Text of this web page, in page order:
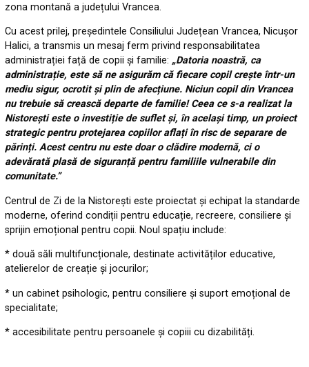
zona montană a județului Vrancea.
Cu acest prilej, președintele Consiliului Județean Vrancea, Nicușor
Halici, a transmis un mesaj ferm privind responsabilitatea
administrației față de copii și familie: „Datoria noastră, ca
administrație, este să ne asigurăm că fiecare copil crește într-un
mediu sigur, ocrotit și plin de afecțiune. Niciun copil din Vrancea
nu trebuie să crească departe de familie! Ceea ce s-a realizat la
Nistorești este o investiție de suflet și, în același timp, un proiect
strategic pentru protejarea copiilor aflați în risc de separare de
părinți. Acest centru nu este doar o clădire modernă, ci o
adevărată plasă de siguranță pentru familiile vulnerabile din
comunitate.”
Centrul de Zi de la Nistorești este proiectat și echipat la standarde
moderne, oferind condiții pentru educație, recreere, consiliere și
sprijin emoțional pentru copii. Noul spațiu include:
* două săli multifuncționale, destinate activităților educative,
atelierelor de creație și jocurilor;
* un cabinet psihologic, pentru consiliere și suport emoțional de
specialitate;
* accesibilitate pentru persoanele și copiii cu dizabilități.